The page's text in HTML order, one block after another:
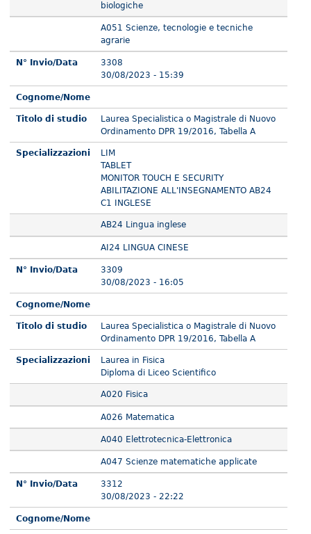
biologiche
A051 Scienze, tecnologie e tecniche
agrarie
N° Invio/Data
3308
30/08/2023 - 15:39
Cognome/Nome
Titolo di studio
Laurea Specialistica o Magistrale di Nuovo
Ordinamento DPR 19/2016, Tabella A
Specializzazioni
LIM
TABLET
MONITOR TOUCH E SECURITY
ABILITAZIONE ALL'INSEGNAMENTO AB24
C1 INGLESE
AB24 Lingua inglese
AI24 LINGUA CINESE
N° Invio/Data
3309
30/08/2023 - 16:05
Cognome/Nome
Titolo di studio
Laurea Specialistica o Magistrale di Nuovo
Ordinamento DPR 19/2016, Tabella A
Specializzazioni
Laurea in Fisica
Diploma di Liceo Scientifico
A020 Fisica
A026 Matematica
A040 Elettrotecnica-Elettronica
A047 Scienze matematiche applicate
N° Invio/Data
3312
30/08/2023 - 22:22
Cognome/Nome